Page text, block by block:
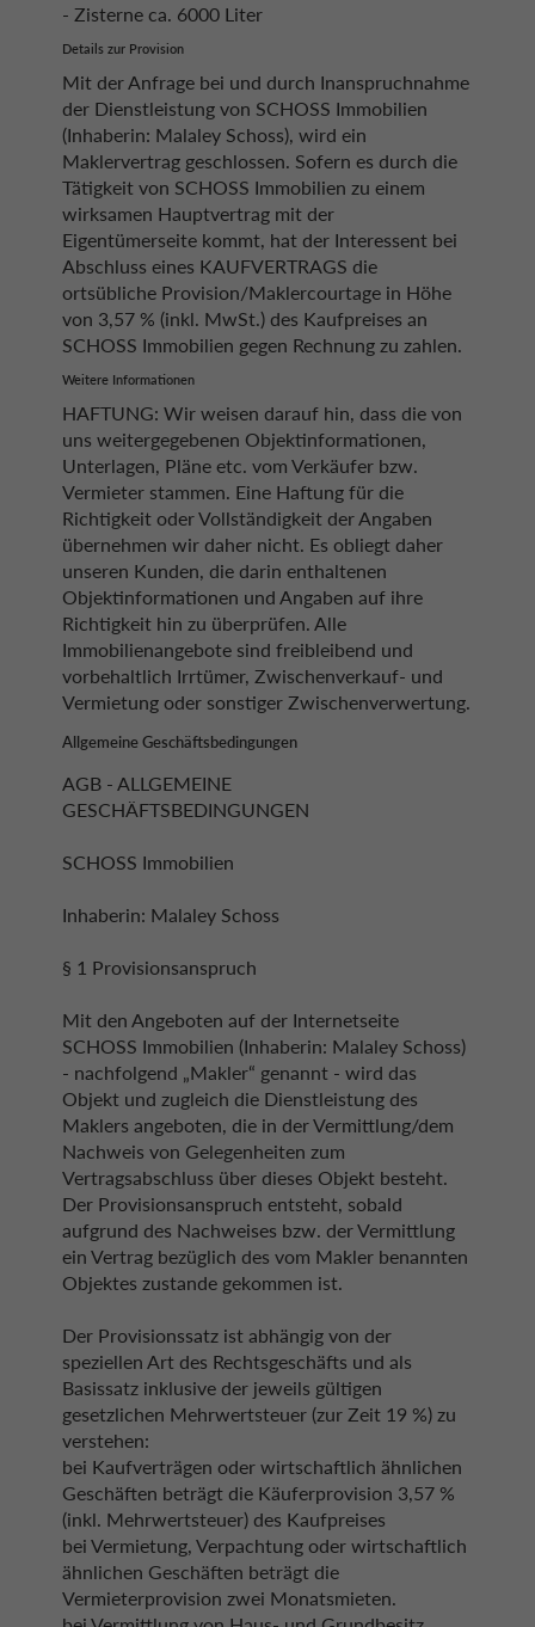
- Zisterne ca. 6000 Liter
Details zur Provision
Mit der Anfrage bei und durch Inanspruchnahme
der Dienstleistung von SCHOSS Immobilien
(Inhaberin: Malaley Schoss), wird ein
Maklervertrag geschlossen. Sofern es durch die
Tätigkeit von SCHOSS Immobilien zu einem
wirksamen Hauptvertrag mit der
Eigentümerseite kommt, hat der Interessent bei
Abschluss eines KAUFVERTRAGS die
ortsübliche Provision/Maklercourtage in Höhe
von 3,57 % (inkl. MwSt.) des Kaufpreises an
SCHOSS Immobilien gegen Rechnung zu zahlen.
Weitere Informationen
HAFTUNG: Wir weisen darauf hin, dass die von
uns weitergegebenen Objektinformationen,
Unterlagen, Pläne etc. vom Verkäufer bzw.
Vermieter stammen. Eine Haftung für die
Richtigkeit oder Vollständigkeit der Angaben
übernehmen wir daher nicht. Es obliegt daher
unseren Kunden, die darin enthaltenen
Objektinformationen und Angaben auf ihre
Richtigkeit hin zu überprüfen. Alle
Immobilienangebote sind freibleibend und
vorbehaltlich Irrtümer, Zwischenverkauf- und
Vermietung oder sonstiger Zwischenverwertung.
Allgemeine Geschäftsbedingungen
AGB - ALLGEMEINE
GESCHÄFTSBEDINGUNGEN
SCHOSS Immobilien
Inhaberin: Malaley Schoss
§ 1 Provisionsanspruch
Mit den Angeboten auf der Internetseite
SCHOSS Immobilien (Inhaberin: Malaley Schoss)
- nachfolgend „Makler“ genannt - wird das
Objekt und zugleich die Dienstleistung des
Maklers angeboten, die in der Vermittlung/dem
Nachweis von Gelegenheiten zum
Vertragsabschluss über dieses Objekt besteht.
Der Provisionsanspruch entsteht, sobald
aufgrund des Nachweises bzw. der Vermittlung
ein Vertrag bezüglich des vom Makler benannten
Objektes zustande gekommen ist.
Der Provisionssatz ist abhängig von der
speziellen Art des Rechtsgeschäfts und als
Basissatz inklusive der jeweils gültigen
gesetzlichen Mehrwertsteuer (zur Zeit 19 %) zu
verstehen:
bei Kaufverträgen oder wirtschaftlich ähnlichen
Geschäften beträgt die Käuferprovision 3,57 %
(inkl. Mehrwertsteuer) des Kaufpreises
bei Vermietung, Verpachtung oder wirtschaftlich
ähnlichen Geschäften beträgt die
Vermieterprovision zwei Monatsmieten.